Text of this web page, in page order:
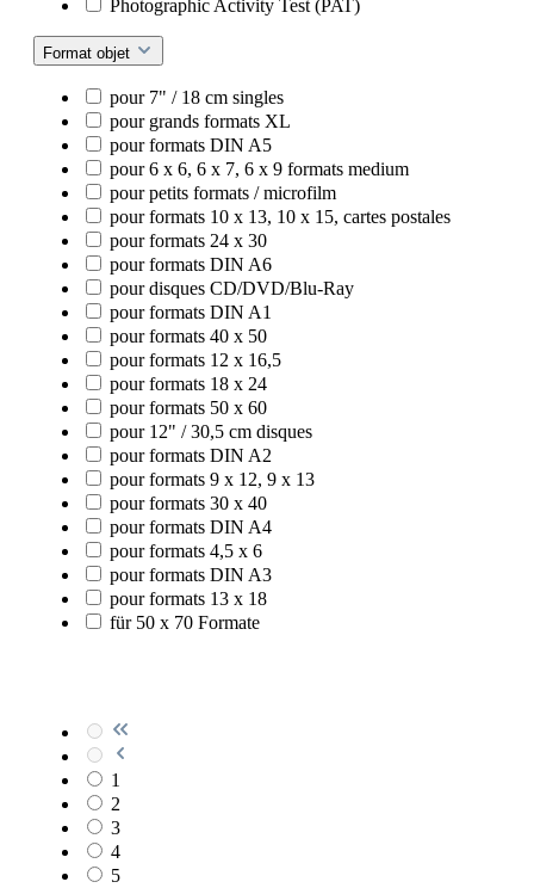
Photographic Activity Test (PAT)
Format objet
pour 7" / 18 cm singles
pour grands formats XL
pour formats DIN A5
pour 6 x 6, 6 x 7, 6 x 9 formats medium
pour petits formats / microfilm
pour formats 10 x 13, 10 x 15, cartes postales
pour formats 24 x 30
pour formats DIN A6
pour disques CD/DVD/Blu-Ray
pour formats DIN A1
pour formats 40 x 50
pour formats 12 x 16,5
pour formats 18 x 24
pour formats 50 x 60
pour 12" / 30,5 cm disques
pour formats DIN A2
pour formats 9 x 12, 9 x 13
pour formats 30 x 40
pour formats DIN A4
pour formats 4,5 x 6
pour formats DIN A3
pour formats 13 x 18
für 50 x 70 Formate
1
2
3
4
5